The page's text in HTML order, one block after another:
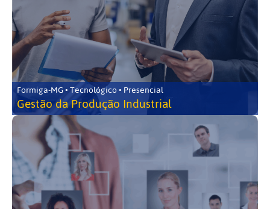
Formiga-MG • Tecnológico • Presencial
Gestão da Produção Industrial